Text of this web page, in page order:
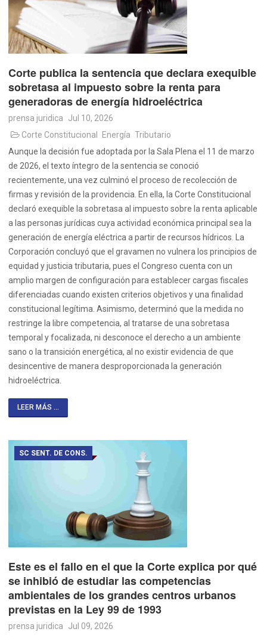
Corte publica la sentencia que declara exequible
sobretasa al impuesto sobre la renta para
generadoras de energía hidroeléctrica
prensa juridica
Jul 10, 2026
Corte Constitucional
Energía Tributario
Aunque la decisión fue adoptada por la Sala Plena el 11 de marzo
de 2026, el texto íntegro de la sentencia se conoció
recientemente, una vez culminó el proceso de recolección de
firmas y revisión de la providencia. En ella, la Corte Constitucional
declaró exequible la sobretasa al impuesto sobre la renta aplicable
a las personas jurídicas cuya actividad económica principal sea la
generación de energía eléctrica a partir de recursos hídricos. La
Corporación concluyó que el gravamen no vulnera los principios de
equidad y justicia tributaria, pues el Congreso cuenta con un
amplio margen de configuración para establecer cargas fiscales
diferenciadas cuando existen criterios objetivos y una finalidad
constitucional legítima. Asimismo, determinó que la medida no
restringe la libre competencia, al tratarse de una sobretasa
temporal y focalizada, ni desconoce el derecho a un ambiente
sano o la transición energética, al no existir evidencia de que
desincentive de manera desproporcionada la generación
hidroeléctrica.
LEER MÁS ...
SC SENT. DE CONS.
Este es el fallo en el que la Corte explica por qué
se inhibió de estudiar las competencias
ambientales de los grandes centros urbanos
previstas en la Ley 99 de 1993
prensa juridica Jul 09, 2026